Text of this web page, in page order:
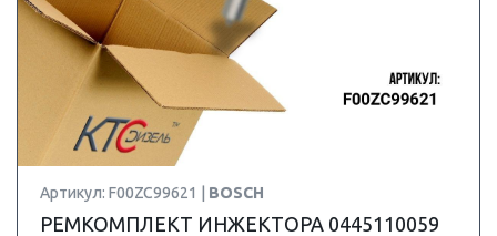
Артикул: F00ZC99621 | BOSCH
РЕМКОМПЛЕКТ ИНЖЕКТОРА 0445110059